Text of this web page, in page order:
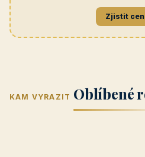
Zjistit
KAM VYRAZIT Oblíbené
(Jihomoravský
kraj)
Zlínský kraj
Karlovarský